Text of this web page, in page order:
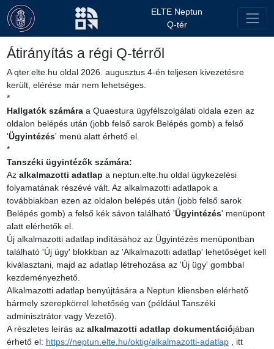
ELTE Neptun
Q-tér
Átirányítás a régi Q-térről
A qter.elte.hu oldal 2026. augusztus 4-én teljesen kivezetésre
került, elérése már nem lehetséges.
*
Hallgatók számáraa Quaestura ügyfélszolgálati oldala ezen az
oldalon belépés után (jobb felső sarok Belépés gomb) a felső
'Ügyintézés' menü alatt érhető el.
*
Tanszéki ügyintézők számára:
Az alkalmazotti adatlap a neptun.elte.hu oldal ügykezelési
folyamatának részévé vált. Az alkalmazotti adatlapok a
továbbiakban ezen az oldalon belépés után (jobb felső sarok
Belépés gomb) a felső kék sávon található 'Ügyintézés' menüpont
alatt elérhetők el.
Új alkalmazotti adatlap indításához az Ügyintézés menüpontban
található 'Új ügy' blokkban az 'Alkalmazotti adatlap' lehetőséget kell
kiválasztani, majd az adatlap létrehozása az 'Új ügy' gombbal
kezdeményezhető.
Alkalmazotti adatlap benyújtására a Neptun kliensben elérhető
bármely szerepkörrel lehetőség van (például Tanszéki
adminisztrátor vagy Vezető).
A részletes leírás az alkalmazotti adatlap dokumentációjában
érhető el: https://neptun.elte.hu/oktig/alkalmazotti-adatlap, itt